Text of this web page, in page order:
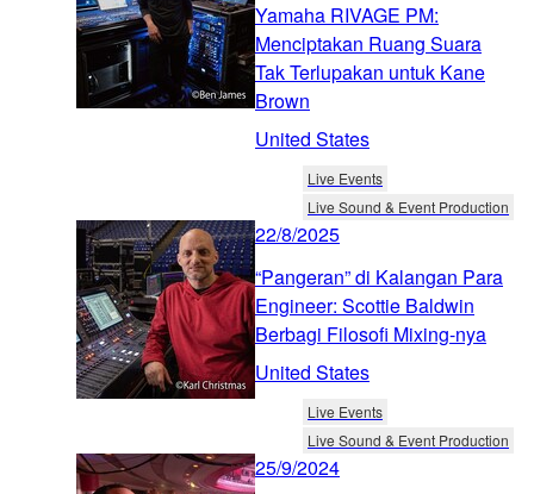
Yamaha RIVAGE PM:
Menciptakan Ruang Suara
Tak Terlupakan untuk Kane
Brown
United States
Live Events
Live Sound & Event Production
22/8/2025
“Pangeran” di Kalangan Para
Engineer: Scottie Baldwin
Berbagi Filosofi Mixing-nya
United States
Live Events
Live Sound & Event Production
25/9/2024